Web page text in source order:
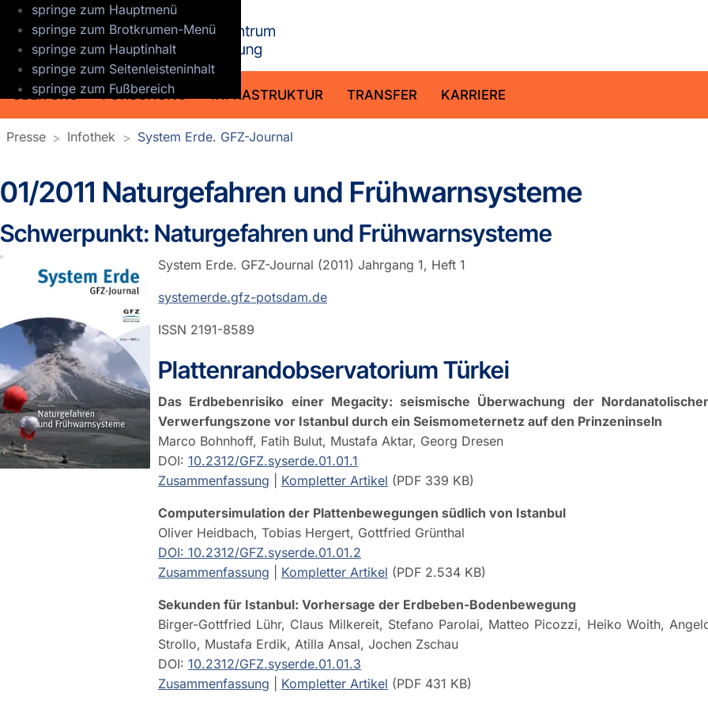
springe zum Hauptmenü
springe zum Brotkrumen-Menü
springe zum Hauptinhalt
springe zum Seitenleisteninhalt
springe zum Fußbereich
ÜBER UNS FORSCHUNG INFRASTRUKTUR TRANSFER KARRIERE
Presse Infothek System Erde. GFZ-Journal
01/2011 Naturgefahren und Frühwarnsysteme
Schwerpunkt: Naturgefahren und Frühwarnsysteme
System Erde. GFZ-Journal (2011) Jahrgang 1, Heft 1
systemerde.gfz-potsdam.de
ISSN 2191-8589
Plattenrandobservatorium Türkei
Das Erdbebenrisiko einer Megacity: seismische Überwachung der
Verwerfungszone vor Istanbul durch ein Seismometernetz auf den Prinzeninseln
Marco Bohnhoff, Fatih Bulut, Mustafa Aktar, Georg Dresen
DOI: 10.2312/GFZ.syserde.01.01.1
Zusammenfassung
Kompletter Artikel (PDF 339 KB)
Computersimulation der Plattenbewegungen südlich von Istanbul
Oliver Heidbach, Tobias Hergert, Gottfried Grünthal
DOI: 10.2312/GFZ.syserde.01.01.2
Zusammenfassung
Kompletter Artikel (PDF 2.534 KB)
Sekunden für Istanbul: Vorhersage der Erdbeben-Bodenbewegung
Birger-Gottfried Lühr, Claus Milkereit, Stefano Parolai, Matteo Picozzi, Heiko Woith,
Strollo, Mustafa Erdik, Atilla Ansal, Jochen Zschau
DOI: 10.2312/GFZ.syserde.01.01.3
Zusammenfassung
Kompletter Artikel (PDF 431 KB)